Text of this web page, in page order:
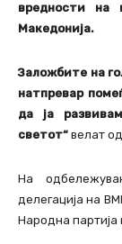
вредности на
Македонија.
Заложбите на
натпревар
да ја
светот“ велат
На
делегација на
Народна